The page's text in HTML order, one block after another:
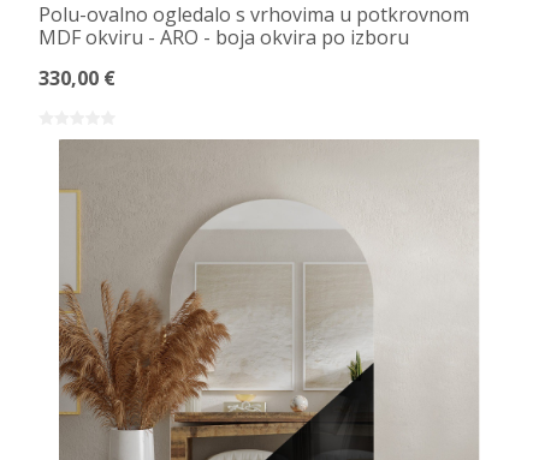
Polu-ovalno ogledalo s vrhovima u potkrovnom
MDF okviru - ARO - boja okvira po izboru
330,00 €